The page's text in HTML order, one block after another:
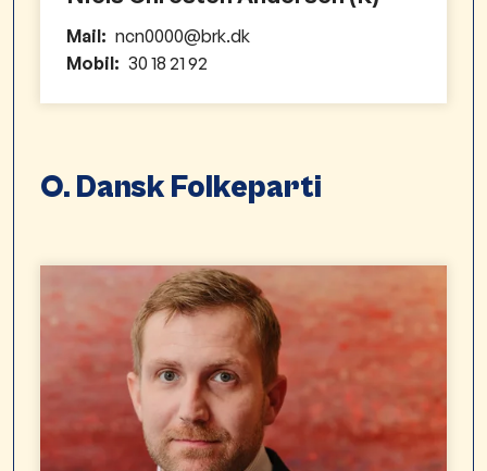
Mail: ncn0000@brk.dk
Mobil: 30 18 21 92
O. Dansk Folkeparti